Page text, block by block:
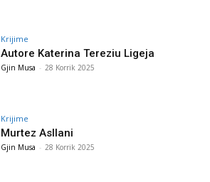
Krijime
Autore Katerina Tereziu Ligeja
Gjin Musa - 28 Korrik 2025
Krijime
Murtez Asllani
Gjin Musa - 28 Korrik 2025